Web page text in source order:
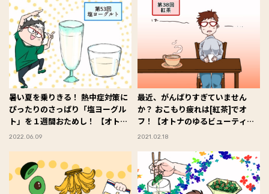
暑い夏を乗りきる！ 熱中症対策に
ぴったりのさっぱり「塩ヨーグル
ト」を１週間おためし！ 【オトナ
のゆるビューティライフ】
2022.06.09
最近、がんばりすぎていません
か？ おこもり疲れは[紅茶]でオ
フ！【オトナのゆるビューティラ
イフ】
2021.02.18